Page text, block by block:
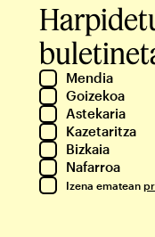
Mendia
Goizekoa
Astekaria
Kazetaritza
Bizkaia
Nafarroa
Izena ematean